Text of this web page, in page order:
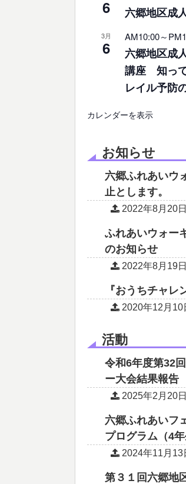
6 六郷地区成
3月
6
AM10:00～
六郷地区成
講座 知っ
レイル予防
カレンダーを表示
お知らせ
六郷ふれあい
止とします。
2022年8月20日
ふれあいウォー
のお知らせ
2022年8月19日
『おうちチャレ
2020年12月10
活動
令和6年度第32
ー大会結果報告
2025年2月20日
六郷ふれあい
プログラム（4年
2024年11月13
第３１回六郷地